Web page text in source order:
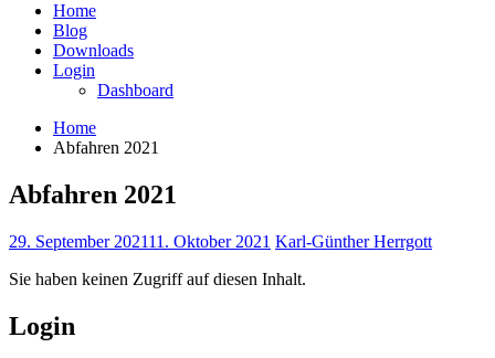
Home
Blog
Downloads
Login
Dashboard
Home
Abfahren 2021
Abfahren 2021
29. September 202111. Oktober 2021 Karl-Günther Herrgott
Sie haben keinen Zugriff auf diesen Inhalt.
Login